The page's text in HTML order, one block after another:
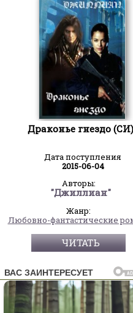
Драконье гнездо (СИ)
Дата поступления
2015-06-04
Авторы:
"Джиллиан"
Жанр:
Любовно-фантастические
ЧИТАТЬ